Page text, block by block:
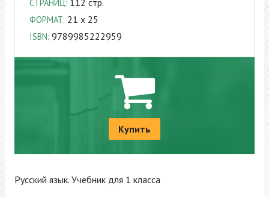
СТРАНИЦ: 112 стр.
ФОРМАТ: 21 x 25
ISBN: 9789985222959
Купить
Русский язык. Учебник для 1 класса